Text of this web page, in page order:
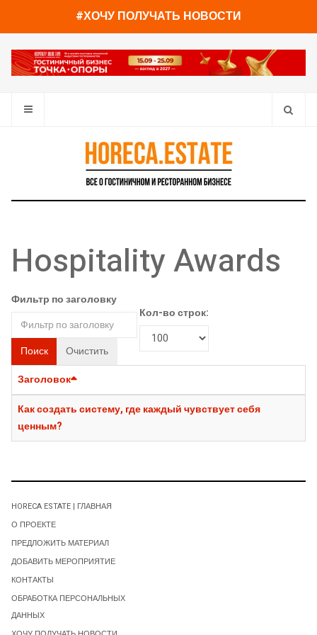
#ХОЧУ ПОЛУЧАТЬ НОВОСТИ
Hospitality Awards
Фильтр по заголовку
Поиск Очистить
Кол-во строк:
Заголовок
Как создать систему, где каждый чувствует себя
ценным?
HORECA ESTATE | ГЛАВНАЯ
О ПРОЕКТЕ
ПРЕДЛОЖИТЬ МАТЕРИАЛ
ДОБАВИТЬ МЕРОПРИЯТИЕ
КОНТАКТЫ
ОБРАБОТКА ПЕРСОНАЛЬНЫХ
ДАННЫХ